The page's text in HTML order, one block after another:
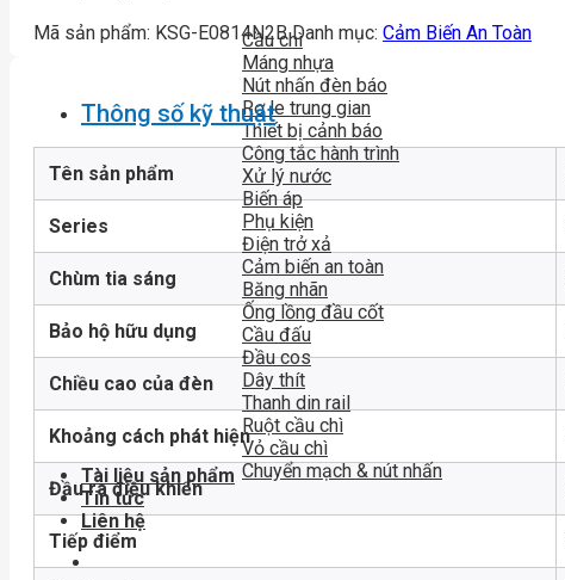
Cầu chì
Máng nhựa
Nút nhấn đèn báo
Rơ le trung gian
Thiết bị cảnh báo
Công tắc hành trình
Xử lý nước
Biến áp
Phụ kiện
Điện trở xả
Cảm biến an toàn
Băng nhãn
Ống lồng đầu cốt
Cầu đấu
Đầu cos
Dây thít
Thanh din rail
Ruột cầu chì
Vỏ cầu chì
Chuyển mạch & nút nhấn
Tài liệu sản phẩm
Tin tức
Liên hệ
Mã sản phẩm: KSG-E0814N2B Danh mục: Cảm Biến An Toàn
Thông số kỹ thuật
Tên sản phẩm
Series
Chùm tia sáng
Bảo hộ hữu dụng
Chiều cao của đèn
Khoảng cách phát hiện
Đầu ra điều khiển
Tiếp điểm